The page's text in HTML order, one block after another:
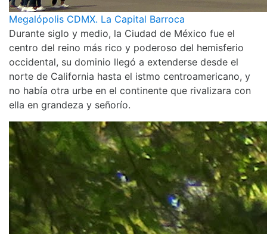
Megalópolis CDMX. La Capital Barroca
Durante siglo y medio, la Ciudad de México fue el
centro del reino más rico y poderoso del hemisferio
occidental, su dominio llegó a extenderse desde el
norte de California hasta el istmo centroamericano, y
no había otra urbe en el continente que rivalizara con
ella en grandeza y señorío.